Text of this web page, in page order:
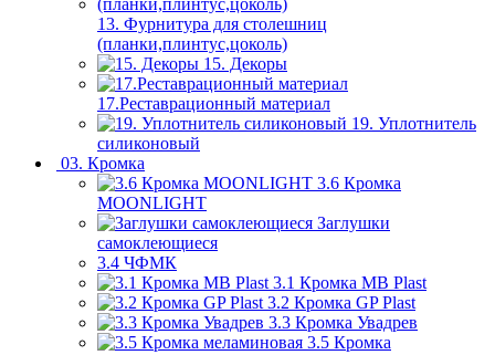
13. Фурнитура для столешниц
(планки,плинтус,цоколь)
15. Декоры
17.Реставрационный материал
19. Уплотнитель
силиконовый
03. Кромка
3.6 Кромка
MOONLIGHT
Заглушки
самоклеющиеся
3.4 ЧФМК
3.1 Кромка MB Plast
3.2 Кромка GP Plast
3.3 Кромка Увадрев
3.5 Кромка